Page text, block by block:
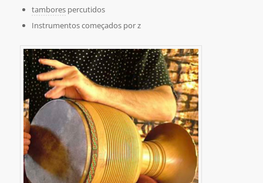
tamborespercutidos
Instrumentos começados por z